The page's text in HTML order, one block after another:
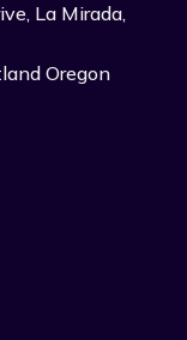
La Mirada,
Oregon